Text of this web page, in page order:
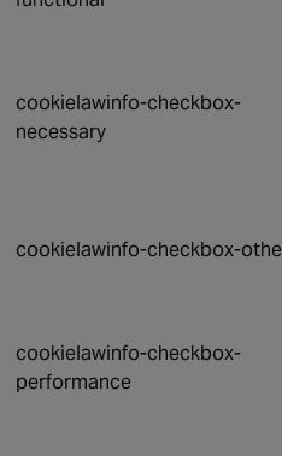
cookielawinfo-checkbox-
necessary
cookielawinfo-checkbox-
cookielawinfo-checkbox-
performance